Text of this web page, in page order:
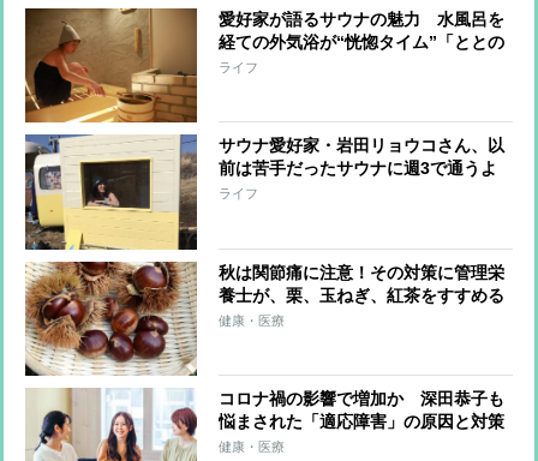
愛好家が語るサウナの魅力 水風呂を
経ての外気浴が“恍惚タイム”「ととの
う」
ライフ
サウナ愛好家・岩田リョウコさん、以
前は苦手だったサウナに週3で通うよ
うになったワケ
ライフ
秋は関節痛に注意！その対策に管理栄
養士が、栗、玉ねぎ、紅茶をすすめる
理由
健康・医療
コロナ禍の影響で増加か 深田恭子も
悩まされた「適応障害」の原因と対策
健康・医療